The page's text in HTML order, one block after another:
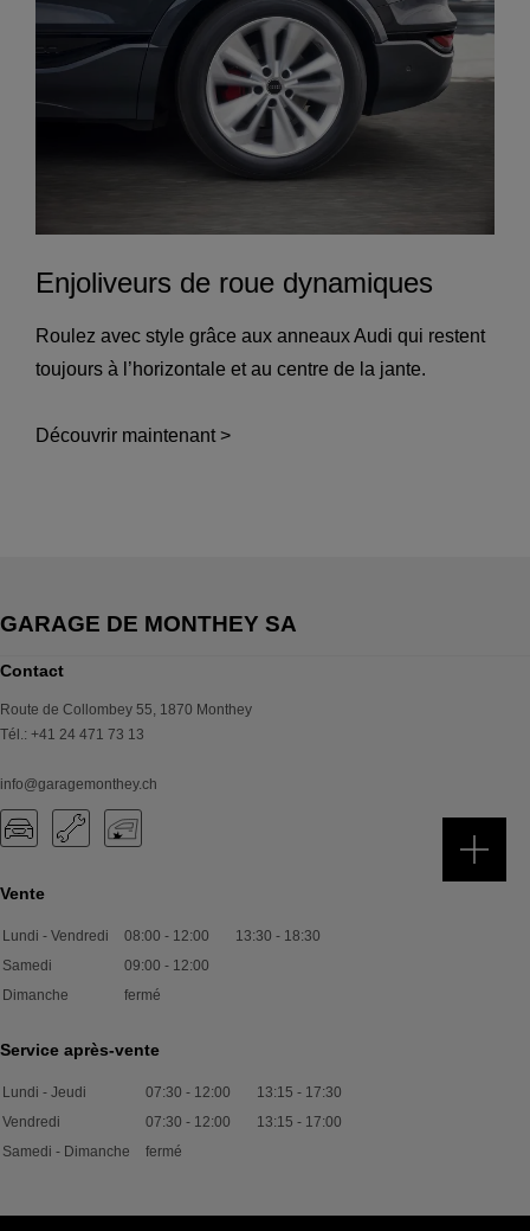
Enjoliveurs de roue dynamiques
Roulez avec style grâce aux anneaux Audi qui restent
toujours à l’horizontale et au centre de la jante.
Découvrir maintenant >
Contact
Route de Collombey 55, 1870 Monthey
Tél.: +41 24 471 73 13
info@garagemonthey.ch
Vente
Lundi - Vendredi 08:00 - 12:00 13:30 - 18:30
Samedi
09:00 - 12:00
Dimanche
fermé
Service après-vente
Lundi - Jeudi 07:30 - 12:00 13:15 - 17:30
Vendredi
07:30 - 12:00 13:15 - 17:00
Samedi - Dimanche
fermé